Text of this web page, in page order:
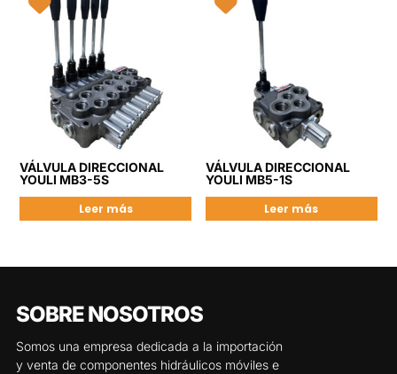
VÁLVULA DIRECCIONAL
YOULI MB3-5S
Leer más
VÁLVULA DIRECCIONAL
YOULI MB5-1S
Leer más
SOBRE NOSOTROS
Somos una empresa dedicada a la importación
y venta de componentes hidráulicos móviles e